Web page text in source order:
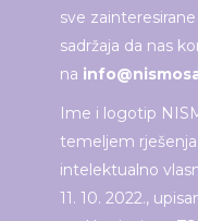
sve
sadržaja da nas
na
Ime i logotip
temeljem
intelektualno
11. 10. 2022.,